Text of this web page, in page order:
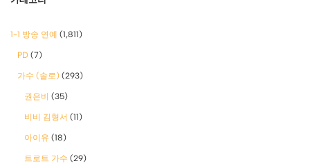
1-1 방송 연예 (1,811)
PD (7)
가수 (솔로) (293)
권은비 (35)
비비 김형서 (11)
아이유 (18)
트로트 가수 (29)